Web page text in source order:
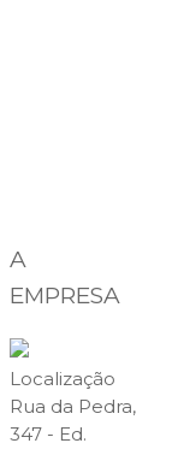
A
EMPRESA
Localização
Rua da Pedra,
347 - Ed.